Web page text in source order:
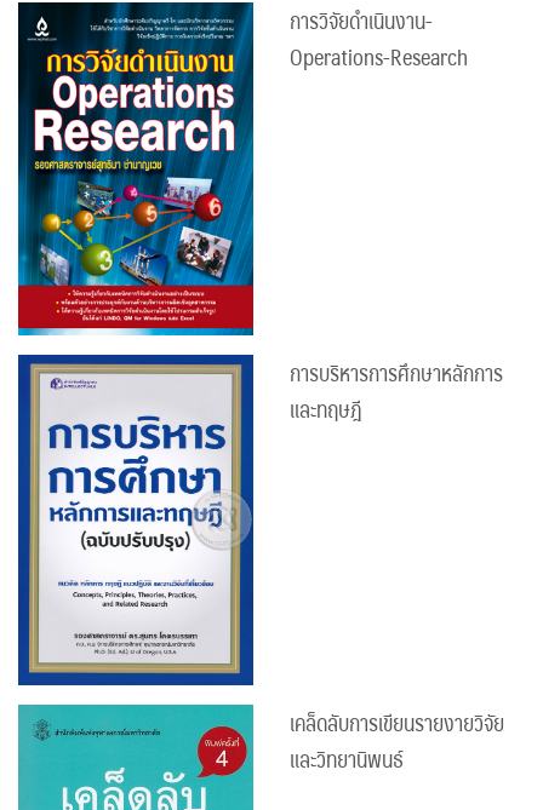
การวิจัยดำเนินงาน-
Operations-Research
การบริหารการศึกษาหลักการ
และทฤษฎี
เคล็ดลับการเขียนรายงายวิจัย
และวิทยานิพนธ์